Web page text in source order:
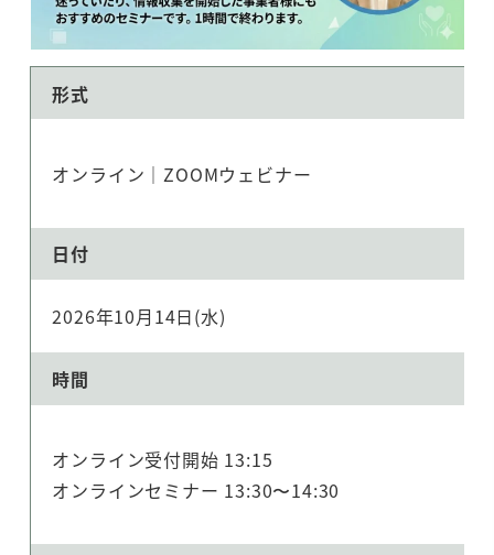
形式
オンライン｜ZOOMウェビナー
日付
2026年10月14日(水)
時間
オンライン受付開始 13:15
オンラインセミナー 13:30〜14:30